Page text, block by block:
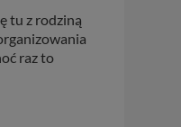
tu z rodziną
raz to